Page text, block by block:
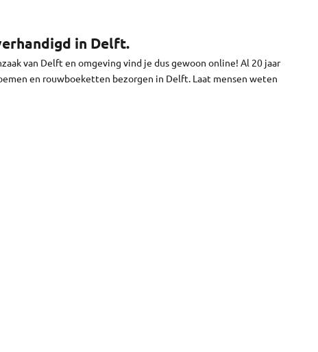
worden vandaag bezorgd in Delft. We brengen je
we niet.
in Delft.
van Delft en omgeving vind je dus gewoon online! Al 20 jaar
en rouwboeketten bezorgen in Delft. Laat mensen weten